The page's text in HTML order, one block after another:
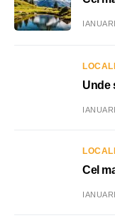
Unde
Cel